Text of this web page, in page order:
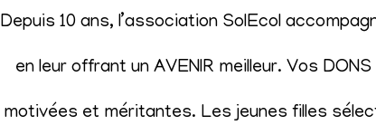
Depuis 10 ans, l’association SolEcol
en leur offrant un AVENIR meilleur. Vos
motivées et méritantes. Les jeunes filles